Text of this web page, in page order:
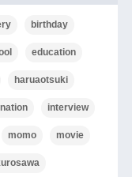
birthday
education
haruaotsuki
interview
momo movie